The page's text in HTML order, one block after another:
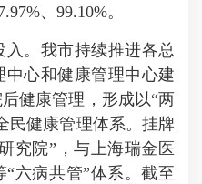
、99.10%。
。我市持续推进各总
中心和健康管理中心建
健康管理，形成以“两
民健康管理体系。挂牌
究院”，与上海瑞金医
六病共管”体系。截至